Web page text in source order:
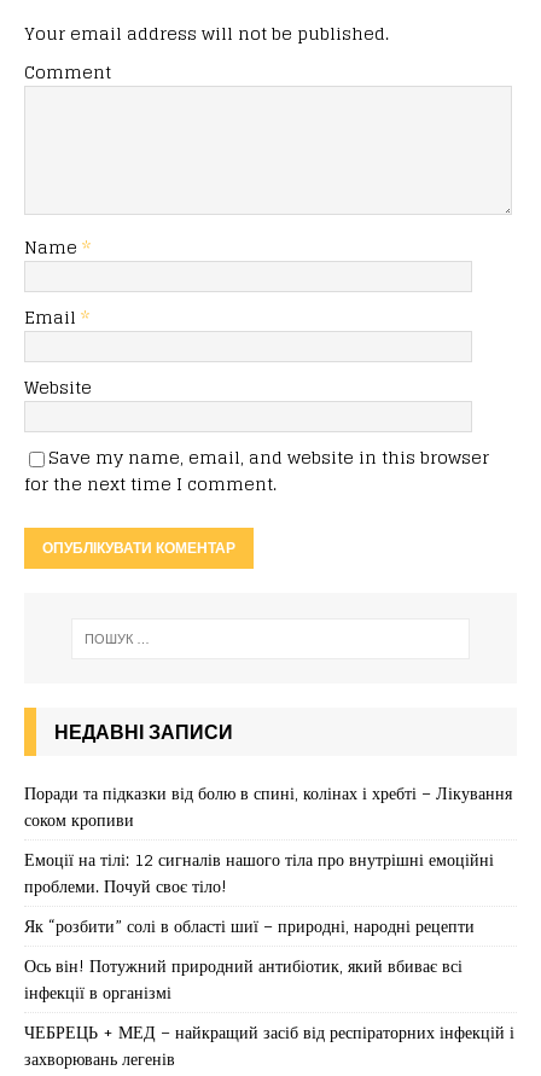
Your email address will not be published.
Comment
Name *
Email *
Website
Save my name, email, and website in this browser
for the next time I comment.
НЕДАВНІ ЗАПИСИ
Поради та підказки від болю в спині, колінах і хребті – Лікування
соком кропиви
Емоції на тілі: 12 сигналів нашого тіла про внутрішні емоційні
проблеми. Почуй своє тіло!
Як “розбити” солі в області шиї – природні, народні рецепти
Ось він! Потужний природний антибіотик, який вбиває всі
інфекції в організмі
ЧЕБРЕЦЬ + МЕД – найкращий засіб від респіраторних інфекцій і
захворювань легенів